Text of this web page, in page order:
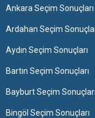
Ankara Seçim Sonuçları
Ardahan Seçim
Aydın Seçim Sonuçları
Bartın Seçim Sonuçları
Bayburt Seçim Sonuçları
Bingöl Seçim Sonuçları